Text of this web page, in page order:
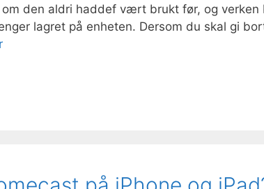
den aldri haddef vært brukt før, og verken
lagret på enheten. Dersom du skal gi